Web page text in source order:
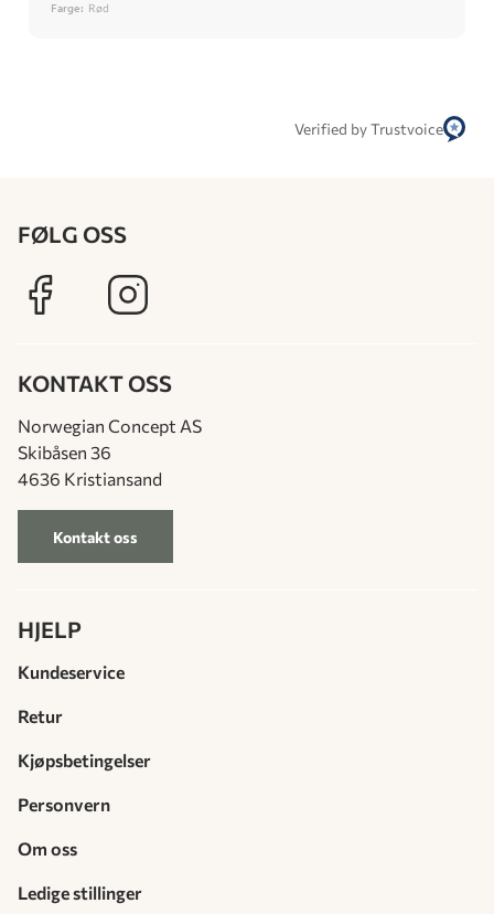
Farge: Rød
Verified by Trustvoice
FØLG OSS
KONTAKT OSS
Norwegian Concept AS
Skibåsen 36
4636 Kristiansand
Kontakt oss
HJELP
Kundeservice
Retur
Kjøpsbetingelser
Personvern
Om oss
Ledige stillinger